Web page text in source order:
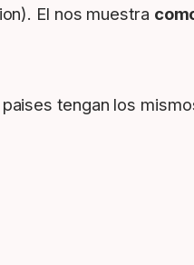
El nos muestra
tengan los